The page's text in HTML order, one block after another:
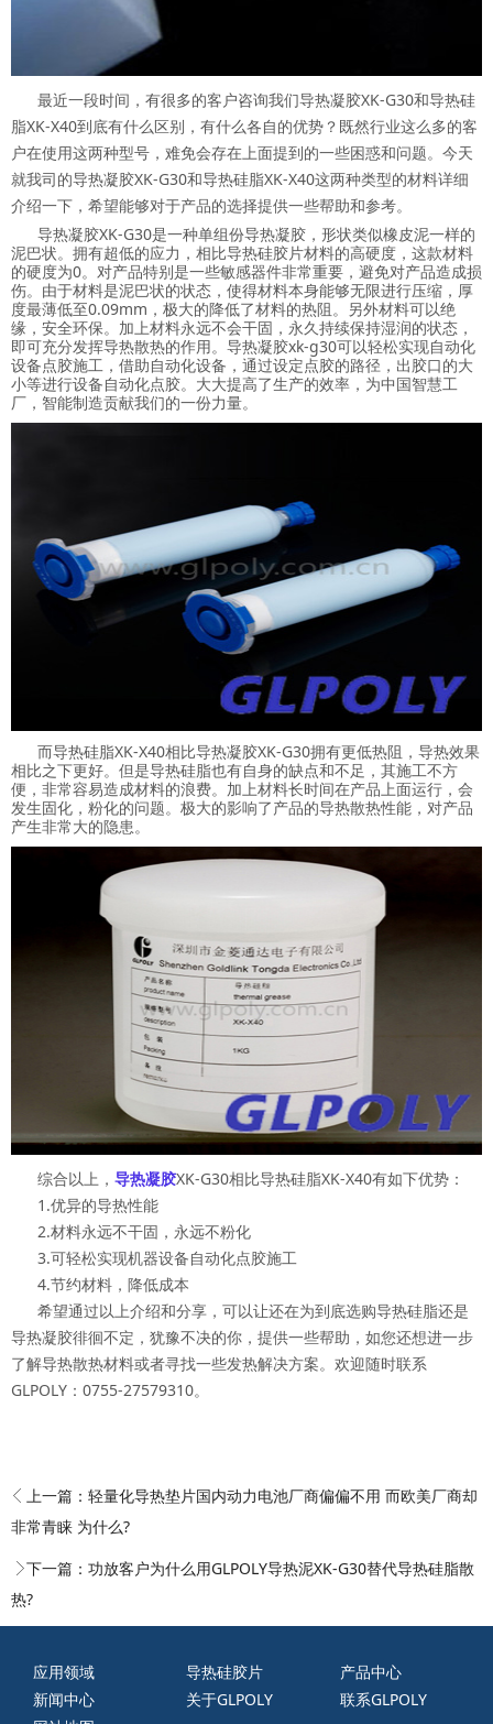
最近一段时间，有很多的客户咨询我们导热凝胶XK-G30和导热硅
脂XK-X40到底有什么区别，有什么各自的优势？既然行业这么多的客
户在使用这两种型号，难免会存在上面提到的一些困惑和问题。今天
就我司的导热凝胶XK-G30和导热硅脂XK-X40这两种类型的材料详细
介绍一下，希望能够对于产品的选择提供一些帮助和参考。
导热凝胶XK-G30是一种单组份导热凝胶，形状类似橡皮泥一样的
泥巴状。拥有超低的应力，相比导热硅胶片材料的高硬度，这款材料
的硬度为0。对产品特别是一些敏感器件非常重要，避免对产品造成损
伤。由于材料是泥巴状的状态，使得材料本身能够无限进行压缩，厚
度最薄低至0.09mm，极大的降低了材料的热阻。另外材料可以绝
缘，安全环保。加上材料永远不会干固，永久持续保持湿润的状态，
即可充分发挥导热散热的作用。导热凝胶xk-g30可以轻松实现自动化
设备点胶施工，借助自动化设备，通过设定点胶的路径，出胶口的大
小等进行设备自动化点胶。大大提高了生产的效率，为中国智慧工
厂，智能制造贡献我们的一份力量。
而导热硅脂XK-X40相比导热凝胶XK-G30拥有更低热阻，导热效果
相比之下更好。但是导热硅脂也有自身的缺点和不足，其施工不方
便，非常容易造成材料的浪费。加上材料长时间在产品上面运行，会
发生固化，粉化的问题。极大的影响了产品的导热散热性能，对产品
产生非常大的隐患。
综合以上， 导热凝胶XK-G30相比导热硅脂XK-X40有如下优势：
1.优异的导热性能
2.材料永远不干固，永远不粉化
3.可轻松实现机器设备自动化点胶施工
4.节约材料，降低成本
希望通过以上介绍和分享，可以让还在为到底选购导热硅脂还是
导热凝胶徘徊不定，犹豫不决的你，提供一些帮助，如您还想进一步
了解导热散热材料或者寻找一些发热解决方案。欢迎随时联系
GLPOLY：0755-27579310。
上一篇： 轻量化导热垫片国内动力电池厂商偏偏不用 而欧美厂商却
非常青睐 为什么?
下一篇： 功放客户为什么用GLPOLY导热泥XK-G30替代导热硅脂散
热?
应用领域 导热硅胶片
产品中心
新闻中心
关于GLPOLY
联系GLPOLY